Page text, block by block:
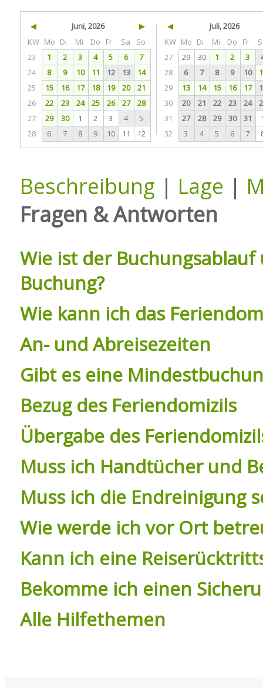
◀ Juni, 2026
▶
KW Mo Di Mi Do Fr Sa
So
23
1 2 3 4 5 6
7
24
8 9 10 11 12 13
14
25
15 16 17 18 19 20
21
26
22 23 24 25 26 27
28
27
29 30 1 2 3 4
5
28
6 7 8 9 10 11 12
◀
Juli, 2026
KW Mo Di Mi Do Fr
27
29 30 1 2 3
28
6 7 8 9 10
29
13 14 15 16 17
30
20 21 22 23 24
31
27 28 29 30 31
32
3 4 5 6 7
Beschreibung | Lage |
Fragen & Antworten
Wie ist der
Buchung?
Wie kann ich das
An- und Abreisezeiten
Gibt es eine
Bezug des Feriendomizils
Übergabe des
Muss ich Handtücher und
Muss ich die Endreinigung
Wie werde ich vor Ort
Kann ich eine
Bekomme ich einen
Alle Hilfethemen